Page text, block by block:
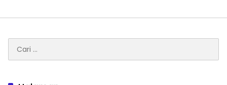
untuk: